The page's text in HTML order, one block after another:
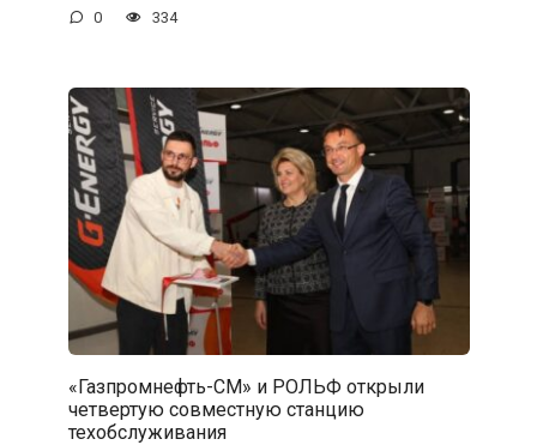
0 334
«Газпромнефть-СМ» и РОЛЬФ открыли
четвертую совместную станцию
техобслуживания